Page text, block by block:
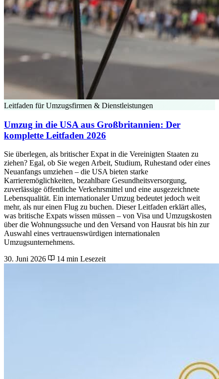
Leitfaden für Umzugsfirmen & Dienstleistungen
Umzug in die USA aus Großbritannien: Der
komplette Leitfaden 2026
Sie überlegen, als britischer Expat in die Vereinigten Staaten zu
ziehen? Egal, ob Sie wegen Arbeit, Studium, Ruhestand oder eines
Neuanfangs umziehen – die USA bieten starke
Karrieremöglichkeiten, bezahlbare Gesundheitsversorgung,
zuverlässige öffentliche Verkehrsmittel und eine ausgezeichnete
Lebensqualität. Ein internationaler Umzug bedeutet jedoch weit
mehr, als nur einen Flug zu buchen. Dieser Leitfaden erklärt alles,
was britische Expats wissen müssen – von Visa und Umzugskosten
über die Wohnungssuche und den Versand von Hausrat bis hin zur
Auswahl eines vertrauenswürdigen internationalen
Umzugsunternehmens.
30. Juni 2026
14 min Lesezeit